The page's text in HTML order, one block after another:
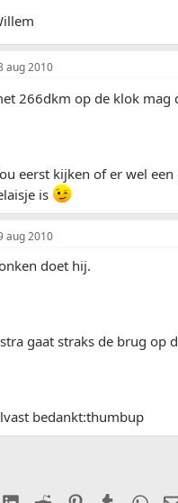
aug 2010
266dkm op de klok mag
eerst kijken of er wel
is
aug 2010
doet hij.
gaat straks de brug op
bedankt:thumbup